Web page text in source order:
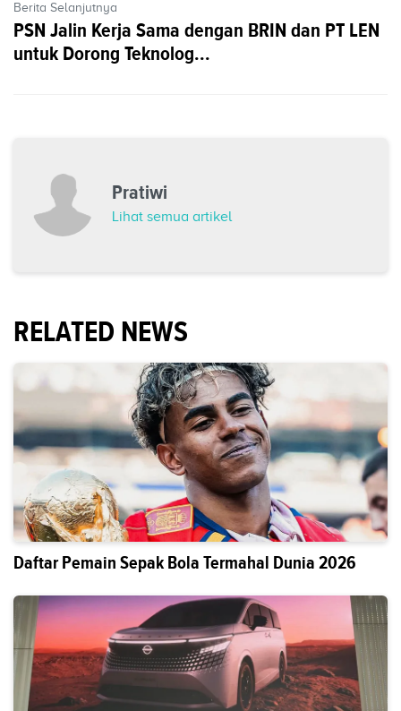
Berita Selanjutnya
PSN Jalin Kerja Sama dengan BRIN dan PT LEN
untuk Dorong Teknolog...
Pratiwi
Lihat semua artikel
RELATED NEWS
Daftar Pemain Sepak Bola Termahal Dunia 2026